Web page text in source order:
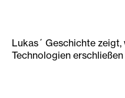
Lukas´ Geschichte
Technologien